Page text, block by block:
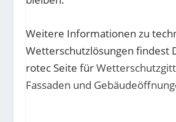
Weitere Informationen zu
Wetterschutzlösungen findest
rotec Seite für
Fassaden und